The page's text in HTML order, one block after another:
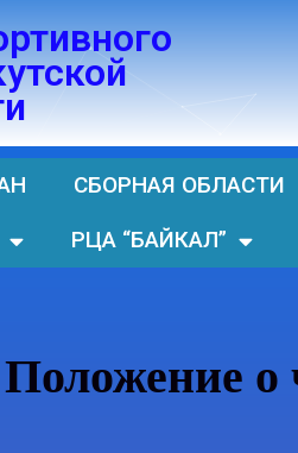
СБОРНАЯ ОБЛАСТИ
РЦА “БАЙКАЛ”
Положение